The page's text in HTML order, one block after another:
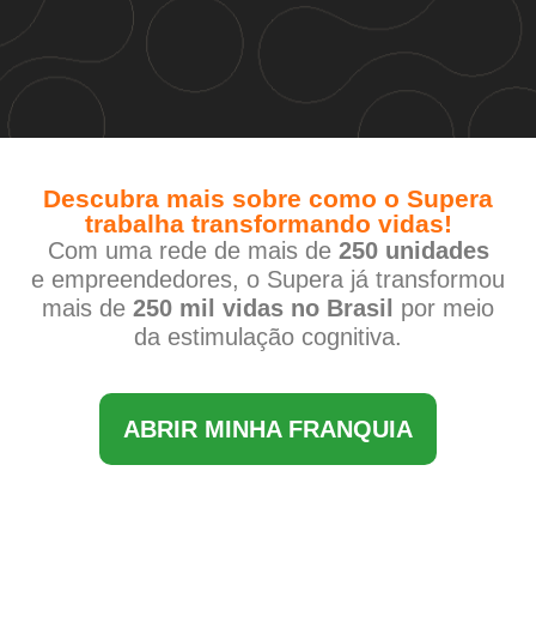
Descubra mais sobre como o Supera
trabalha transformando vidas!
Com uma rede de mais de 250 unidades
e empreendedores, o Supera já transformou
mais de 250 mil vidas no Brasil
por meio
da estimulação cognitiva.
ABRIR MINHA FRANQUIA